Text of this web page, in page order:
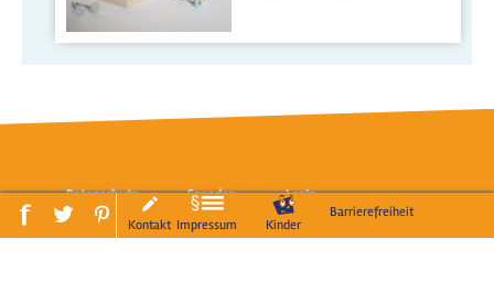
Datenschutz Spenden LogIn
Kontakt Impressum Kinder
Barrierefreiheit